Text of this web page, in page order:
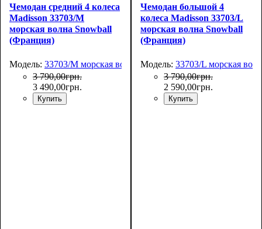
Чемодан средний 4 колеса
Madisson 33703/M
морская волна Snowball
(Франция)
Модель: 33703/M морская волна
3 790,00грн.
3 490,00грн.
Купить
Чемодан большой 4
колеса Madisson 33703/L
морская волна Snowball
(Франция)
Модель: 33703/L морская
3 790,00грн.
2 590,00грн.
Купить